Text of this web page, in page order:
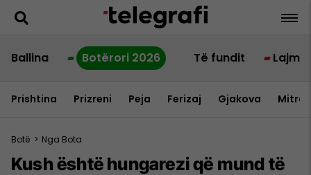
Ballina Botërori 2026 Të fundit Lajme
Prishtina Prizreni Peja Ferizaj Gjakova
Botë > Nga Bota
Kush është hungarezi që mund të